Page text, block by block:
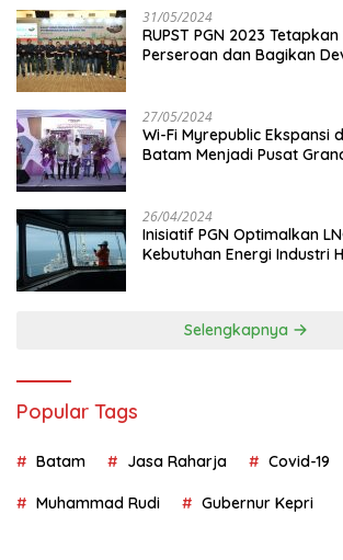
31/05/2024
RUPST PGN 2023
Perseroan dan Bagikan
27/05/2024
Wi-Fi Myrepublic Ekspansi
Batam Menjadi Pusat
26/04/2024
Inisiatif PGN Optimalkan
Kebutuhan Energi Industri
Selengkapnya
Popular Tags
Batam Jasa Raharja Covid-19
Muhammad Rudi Gubernur Kepri